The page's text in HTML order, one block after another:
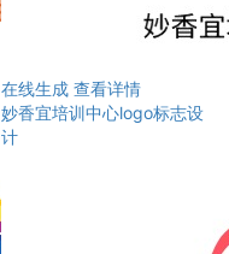
在线生成 查看详情
妙香宜培训中心logo标志设
计